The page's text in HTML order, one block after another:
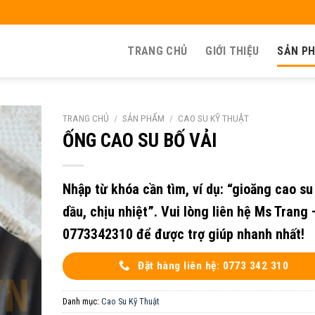
TRANG CHỦ GIỚI THIỆU SẢN
TRANG CHỦ / SẢN PHẨM / CAO SU KỸ THUẬT
ỐNG CAO SU BỐ VẢI
Nhập từ khóa cần tìm, ví dụ: “gioăng cao
dầu, chịu nhiệt”. Vui lòng liên hệ Ms Trang
0773342310 để được trợ giúp nhanh nhất!
Đặt hàng liên hệ: 0773 342 310
Danh mục: Cao Su Kỹ Thuật